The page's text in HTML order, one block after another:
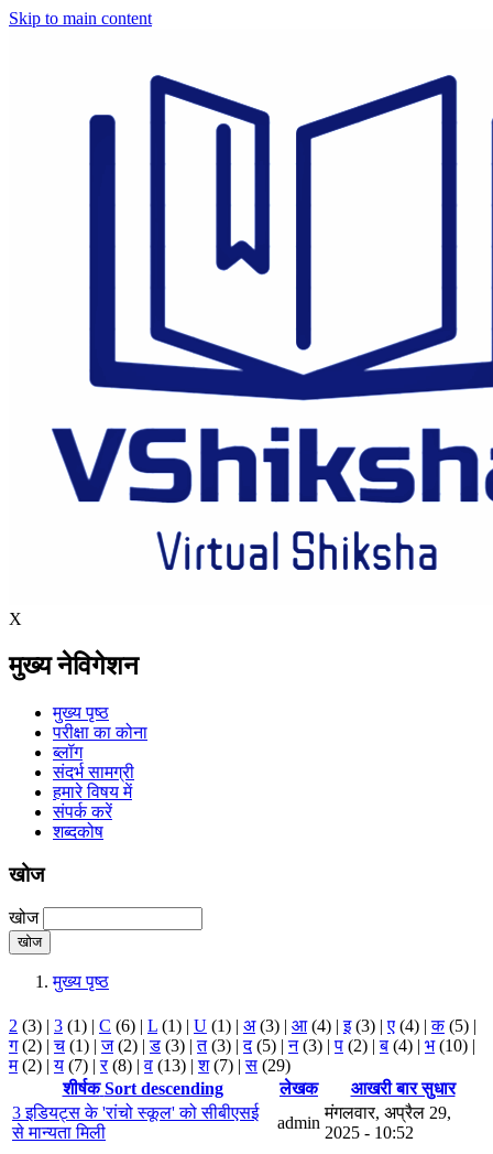
Skip to main content
X
मुख्य नेविगेशन
मुख्य पृष्ठ
परीक्षा का कोना
ब्लॉग
संदर्भ सामग्री
हमारे विषय में
संपर्क करें
शब्दकोष
खोज
खोज
मुख्य पृष्ठ
2 (3) | 3 (1) | C (6) | L (1) | U (1) | अ(3) | आ(4) |इ(3) |ए (4) |क(5) |
ग(2) |च (1) |ज(2) |ड (3) |त(3) |द(5) |न(3) |प (2) |ब (4) | भ(10) |
म(2) |य (7) |र(8) |व (13) |श(7) |स (29)
शीर्षक Sort descending लेखक
आखरी बार सुधार
3 इडियट्स के 'रांचो स्कूल' को सीबीएसई
से मान्यता मिली
admin
मंगलवार, अप्रैल 29,
2025 - 10:52